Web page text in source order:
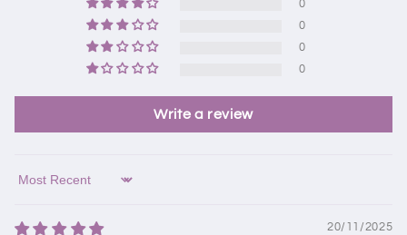
0
0
0
0
Write a review
Sort by
20/11/2025